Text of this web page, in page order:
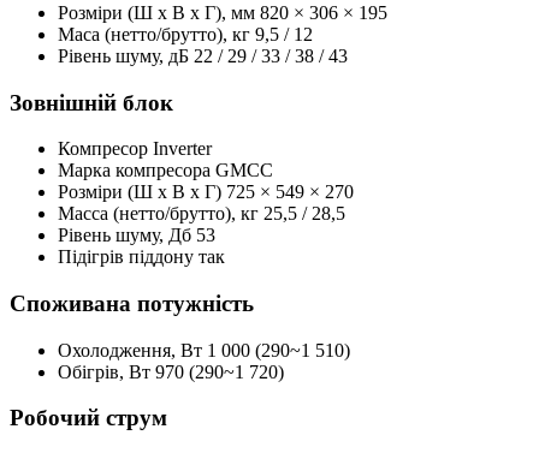
Розміри (Ш x В x Г), мм 820 × 306 × 195
Маса (нетто/брутто), кг 9,5 / 12
Рівень шуму, дБ 22 / 29 / 33 / 38 / 43
Зовнішній блок
Компресор Inverter
Марка компресора GMCC
Розміри (Ш x В x Г) 725 × 549 × 270
Масса (нетто/брутто), кг 25,5 / 28,5
Рівень шуму, Дб 53
Підігрів піддону так
Споживана потужність
Охолодження, Вт 1 000 (290~1 510)
Обігрів, Вт 970 (290~1 720)
Робочий струм